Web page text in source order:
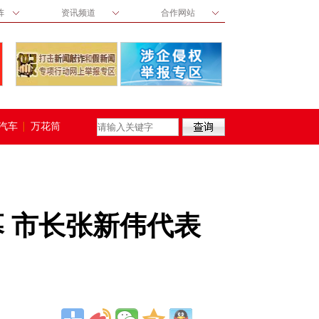
资讯频道 合作网站
车 万花筒
市长张新伟代表